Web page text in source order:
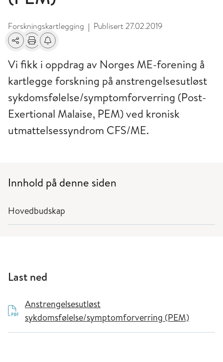
Forskningskartlegging | Publisert27.02.2019
Del Skriv utFå varsel om endringer
Vi fikk i oppdrag av Norges ME-forening å
kartlegge forskning på anstrengelsesutløst
sykdomsfølelse/symptomforverring (Post-
Exertional Malaise, PEM) ved kronisk
utmattelsessyndrom CFS/ME.
Innhold på denne siden
Hovedbudskap
Last ned
Anstrengelsesutløst
sykdomsfølelse/symptomforverring (PEM)